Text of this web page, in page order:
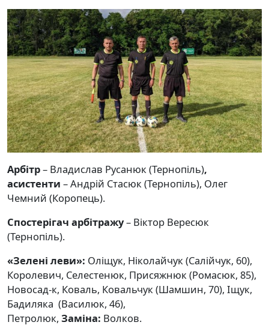
Арбітр– Владислав Русанюк (Тернопіль),
асистенти – Андрій Стасюк (Тернопіль), Олег
Чемний (Коропець).
Спостерігач арбітражу– Віктор Вересюк
(Тернопіль).
«Зелені леви»: Оліщук, Ніколайчук (Салійчук, 60),
Королевич, Селестенюк, Присяжнюк (Ромасюк, 85),
Новосад-к, Коваль, Ковальчук (Шамшин, 70), Іщук,
Бадиляка (Василюк, 46),
Петролюк, Заміна: Волков.